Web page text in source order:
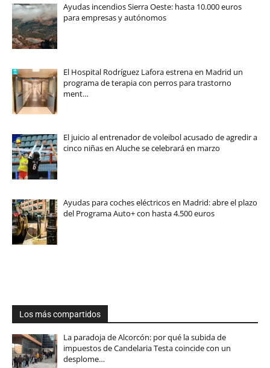
Ayudas incendios Sierra Oeste: hasta 10.000 euros
para empresas y autónomos
El Hospital Rodríguez Lafora estrena en Madrid un
programa de terapia con perros para trastorno
ment…
El juicio al entrenador de voleibol acusado de agredir a
cinco niñas en Aluche se celebrará en marzo
Ayudas para coches eléctricos en Madrid: abre el plazo
del Programa Auto+ con hasta 4.500 euros
Los más compartidos
La paradoja de Alcorcón: por qué la subida de
impuestos de Candelaria Testa coincide con un
desplome…